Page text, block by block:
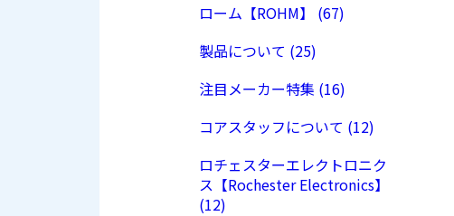
ローム【ROHM】 (67)
製品について (25)
注目メーカー特集 (16)
コアスタッフについて (12)
ロチェスターエレクトロニク
ス【Rochester Electronics】
(12)